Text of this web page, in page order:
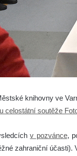
knihovny ve
celostátní soutěže
v pozvánce,
zahraniční účasti).